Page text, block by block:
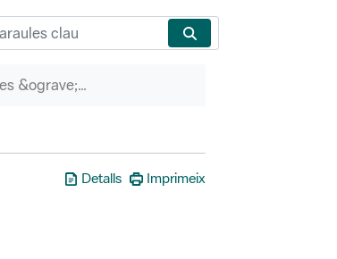
P&agrave;gines &ograve;rfenes
Detalls Imprimeix